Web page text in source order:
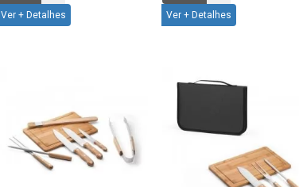
Ver + Detalhes Ver + Detalhes